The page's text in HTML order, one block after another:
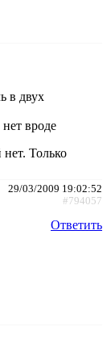
в двух
вроде
Только
29/03/2009 19:02:52
#794057
Ответить